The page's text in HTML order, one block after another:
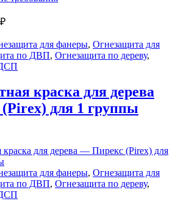
₽
для фанеры, Огнезащита для
по ДВП, Огнезащита по дереву,
краска для дерева
для 1 группы
для фанеры, Огнезащита для
по ДВП, Огнезащита по дереву,